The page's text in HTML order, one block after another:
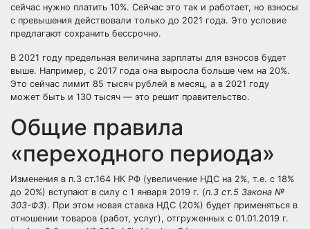
сейчас нужно платить 10%. Сейчас это так и работает, но взносы
с превышения действовали только до 2021 года. Это условие
предлагают сохранить бессрочно.
В 2021 году предельная величина зарплаты для взносов будет
выше. Например, с 2017 года она выросла больше чем на 20%.
Это сейчас лимит 85 тысяч рублей в месяц, а в 2021 году
может быть и 130 тысяч — это решит правительство.
Общие правила
«переходного периода»
Изменения в п.3 ст.164 НК РФ (увеличение НДС на 2%, т.е. c 18%
до 20%) вступают в силу с 1 января 2019 г. (п.3 ст.5 Закона №
303-ФЗ). При этом новая ставка НДС (20%) будет применяться в
отношении товаров (работ, услуг), отгруженных с 01.01.2019 г.